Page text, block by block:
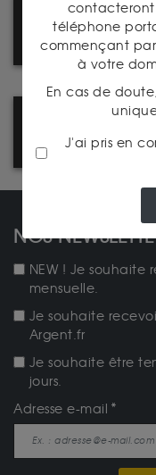
REJOIGNEZ
DEVENEZ
NOS
NEW ! Je
mensuelle.
Je souhaite
Argent.fr
Je souhaite être
jours.
Adresse e-mail
contacteront
téléphone
commençant
à votre
En cas de
J'ai pris en